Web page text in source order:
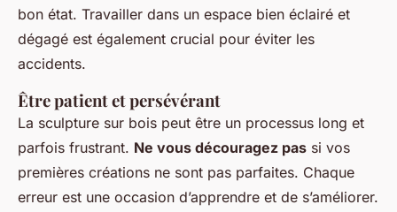
bon état. Travailler dans un espace bien éclairé et
dégagé est également crucial pour éviter les
accidents.
Être patient et persévérant
La sculpture sur bois peut être un processus long et
parfois frustrant. Ne vous découragez pas si vos
premières créations ne sont pas parfaites. Chaque
erreur est une occasion d’apprendre et de s’améliorer.